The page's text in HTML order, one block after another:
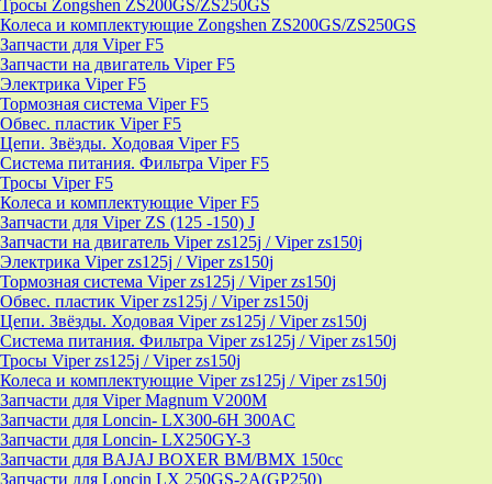
Тросы Zongshen ZS200GS/ZS250GS
Колеса и комплектующие Zongshen ZS200GS/ZS250GS
Запчасти для Viper F5
Запчасти на двигатель Viper F5
Электрика Viper F5
Тормозная система Viper F5
Обвес. пластик Viper F5
Цепи. Звёзды. Ходовая Viper F5
Система питания. Фильтра Viper F5
Тросы Viper F5
Колеса и комплектующие Viper F5
Запчасти для Viper ZS (125 -150) J
Запчасти на двигатель Viper zs125j / Viper zs150j
Электрика Viper zs125j / Viper zs150j
Тормозная система Viper zs125j / Viper zs150j
Обвес. пластик Viper zs125j / Viper zs150j
Цепи. Звёзды. Ходовая Viper zs125j / Viper zs150j
Система питания. Фильтра Viper zs125j / Viper zs150j
Тросы Viper zs125j / Viper zs150j
Колеса и комплектующие Viper zs125j / Viper zs150j
Запчасти для Viper Magnum V200M
Запчасти для Loncin- LX300-6H 300AC
Запчасти для Loncin- LX250GY-3
Запчасти для BAJAJ BOXER BM/ВМX 150cc
Запчасти для Loncin LX 250GS-2A(GP250)